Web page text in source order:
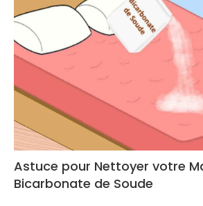
Astuce pour Nettoyer votre
Bicarbonate de Soude